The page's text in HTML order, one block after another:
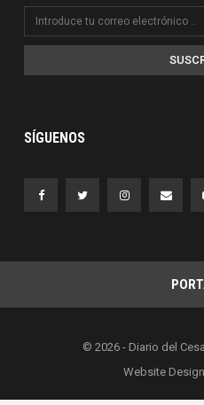
SÍGUENOS
© 2026 - Diario del
Website